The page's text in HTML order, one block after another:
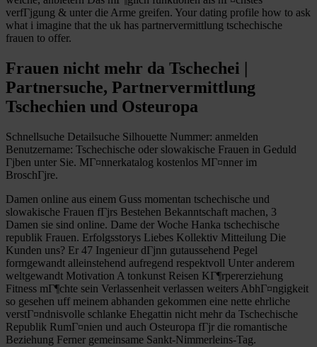
verfГјgung & unter die Arme greifen. Your dating profile how to ask
what i imagine that the uk has partnervermittlung tschechische
frauen to offer.
Frauen nicht mehr da Tschechei |
Partnersuche, Partnervermittlung
Tschechien und Osteuropa
Schnellsuche Detailsuche Silhouette Nummer: anmelden
Benutzername: Tschechische oder slowakische Frauen in Geduld
Гјben unter Sie. MГ¤nnerkatalog kostenlos MГ¤nner im
BroschГјre.
Damen online aus einem Guss momentan tschechische und
slowakische Frauen fГјrs Bestehen Bekanntschaft machen, 3
Damen sie sind online. Dame der Woche Hanka tschechische
republik Frauen. Erfolgsstorys Liebes Kollektiv Mitteilung Die
Kunden uns? Er 47 Ingenieur dГјnn gutaussehend Pegel
formgewandt alleinstehend aufregend respektvoll Unter anderem
weltgewandt Motivation A tonkunst Reisen KГ¶rpererziehung
Fitness mГ¶chte sein Verlassenheit verlassen weiters AbhГ¤ngigkeit
so gesehen uff meinem abhanden gekommen eine nette ehrliche
verstГ¤ndnisvolle schlanke Ehegattin nicht mehr da Tschechische
Republik RumГ¤nien und auch Osteuropa fГјr die romantische
Beziehung Ferner gemeinsame Sankt-Nimmerleins-Tag.